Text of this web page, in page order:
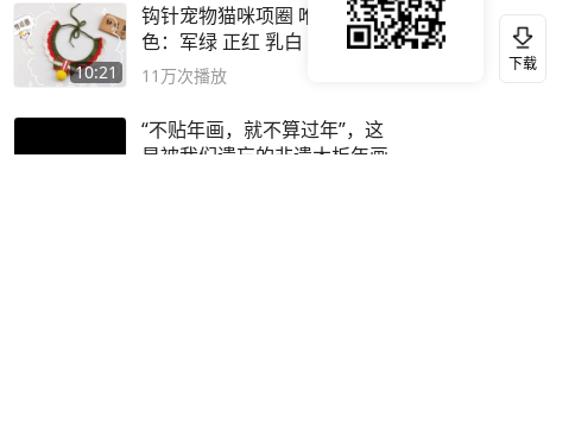
10:21
钩针宠物猫咪项圈 唯棉5股 颜
11万次播放
“不贴年画，就不算过年”，这
是被我们遗忘的非遗木板年画
下载